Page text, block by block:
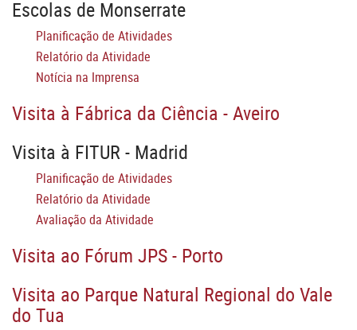
Escolas de Monserrate
Planificação de Atividades
Relatório da Atividade
Notícia na Imprensa
Visita à Fábrica da Ciência - Aveiro
Visita à FITUR - Madrid
Planificação de Atividades
Relatório da Atividade
Avaliação da Atividade
Visita ao Fórum JPS - Porto
Visita ao Parque Natural Regional do Vale
do Tua